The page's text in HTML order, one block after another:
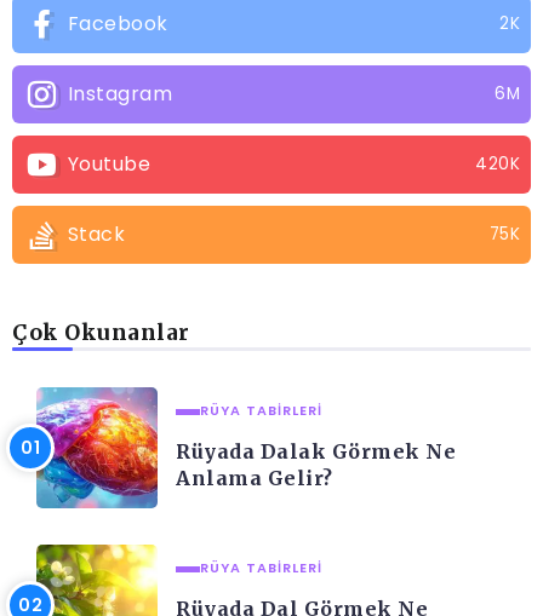
Facebook 2K
Instagram 6M
Youtube 420K
Stack 75K
Çok Okunanlar
RÜYA TABIRLERI
Rüyada Dalak Görmek Ne
Anlama Gelir?
RÜYA TABIRLERI
Rüyada Dal Görmek Ne